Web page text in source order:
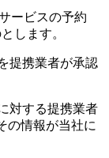
ービスの予約
します。
提携業者が承認
対する提携業者
の情報が当社に